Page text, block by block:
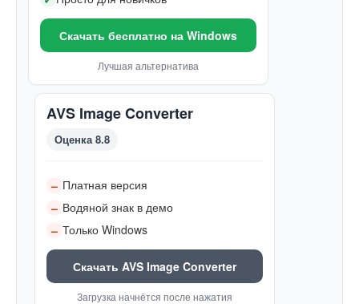
Скачать бесплатно на Windows
Лучшая альтернатива
AVS Image Converter
Оценка 8.8
– Платная версия
– Водяной знак в демо
– Только Windows
Скачать AVS Image Converter
Загрузка начнётся после нажатия